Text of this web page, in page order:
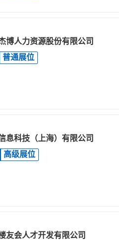
博人力资源股份有限公司
普通展位
息科技（上海）有限公司
高级展位
友会人才开发有限公司